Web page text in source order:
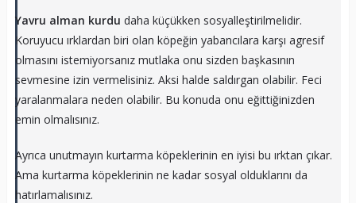
Yavru alman kurdu daha küçükken sosyalleştirilmelidir.
Koruyucu ırklardan biri olan köpeğin yabancılara karşı agresif
olmasını istemiyorsanız mutlaka onu sizden başkasının
sevmesine izin vermelisiniz. Aksi halde saldırgan olabilir. Feci
yaralanmalara neden olabilir. Bu konuda onu eğittiğinizden
emin olmalısınız.
Ayrıca unutmayın kurtarma köpeklerinin en iyisi bu ırktan çıkar.
Ama kurtarma köpeklerinin ne kadar sosyal olduklarını da
hatırlamalısınız.